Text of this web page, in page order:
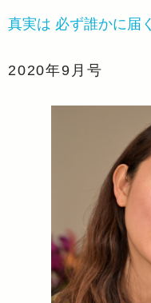
真実は 必ず誰かに届
2020年9月号